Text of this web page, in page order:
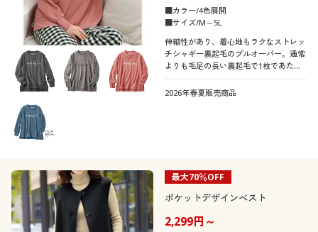
■カラー/4色展開
■サイズ/M～5L
伸縮性があり、着心地もラクなストレッ
チシャギー裏起毛のプルオーバー。通常
よりも毛足の長い裏起毛で1枚であたた
かく、もっちりとした肌触り。パジャマ
にも普段着にもぴったり♪ふっくらさん
2026年春夏販売商品
最大70％OFF
ポケットデザインベスト
2,299円～